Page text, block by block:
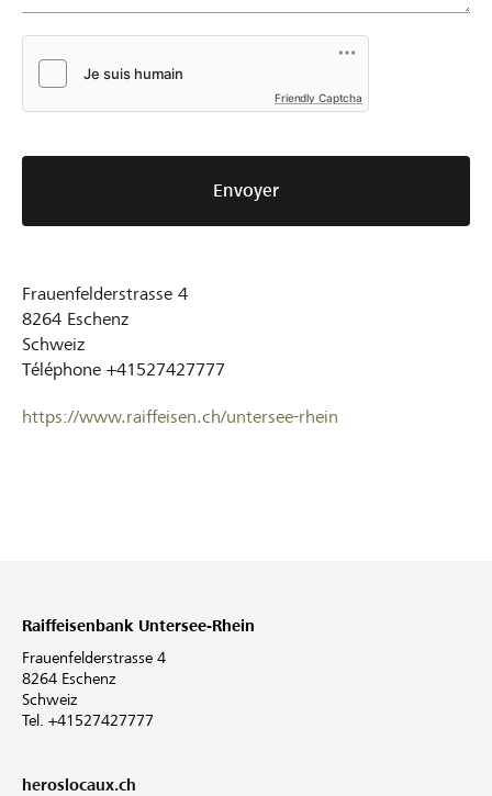
Friendly Captcha
Envoyer
Frauenfelderstrasse 4
8264 Eschenz
Schweiz
Téléphone +41527427777
https://www.raiffeisen.ch/untersee-rhein
Raiffeisenbank Untersee-Rhein
Frauenfelderstrasse 4
8264 Eschenz
Schweiz
Tel. +41527427777
heroslocaux.ch